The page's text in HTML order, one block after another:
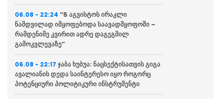
06.08 - 22:24 “5 აგვისტოს ირაკლი
ნამდვილად იმყოფებოდა საავადმყოფოში –
რამდენიმე კვირით ადრე დაგეგმილ
გამოკვლევაზე”
06.08 - 22:17 ჯაბა ხუბუა: ნაცსექტისათვის გიგა
ავალიანის დედა საინტერესო იყო როგორც
პოტენციური პოლიტიკური ინსტრუმენტი